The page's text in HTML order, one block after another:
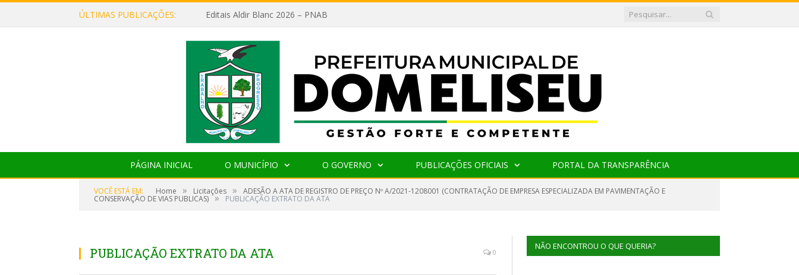
ÚLTIMAS PUBLICAÇÕES: Editais Aldir Blanc 2026 – PNAB
PÁGINA INICIAL O MUNICÍPIO O GOVERNO PUBLICAÇÕES OFICIAIS PORTAL DA TRANSPARÊNCIA
VOCÊ ESTÁ EM: Home » Licitações » ADESÃO A ATA DE REGISTRO DE PREÇO Nº A/2021-1208001 (CONTRATAÇÃO DE EMPRESA ESPECIALIZADA EM PAVIMENTAÇÃO E
CONSERVAÇÃO DE VIAS PUBLICAS) » PUBLICAÇÃO EXTRATO DA ATA
PUBLICAÇÃO EXTRATO DA ATA 0
NÃO ENCONTROU O QUE QUERIA?